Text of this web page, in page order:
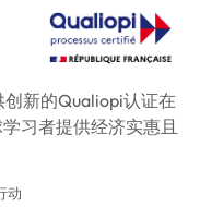
新的Qualiopi认证在
习者提供经济实惠且
动